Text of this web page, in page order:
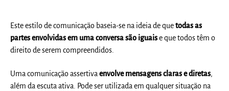
Este estilo de comunicação baseia-se na ideia de quetodas as
partes envolvidas em uma conversa são iguaise que todos têm o
direito de serem compreendidos.
Uma comunicação assertivaenvolve mensagens claras e diretas,
além da escuta ativa. Pode ser utilizada em qualquer situação na